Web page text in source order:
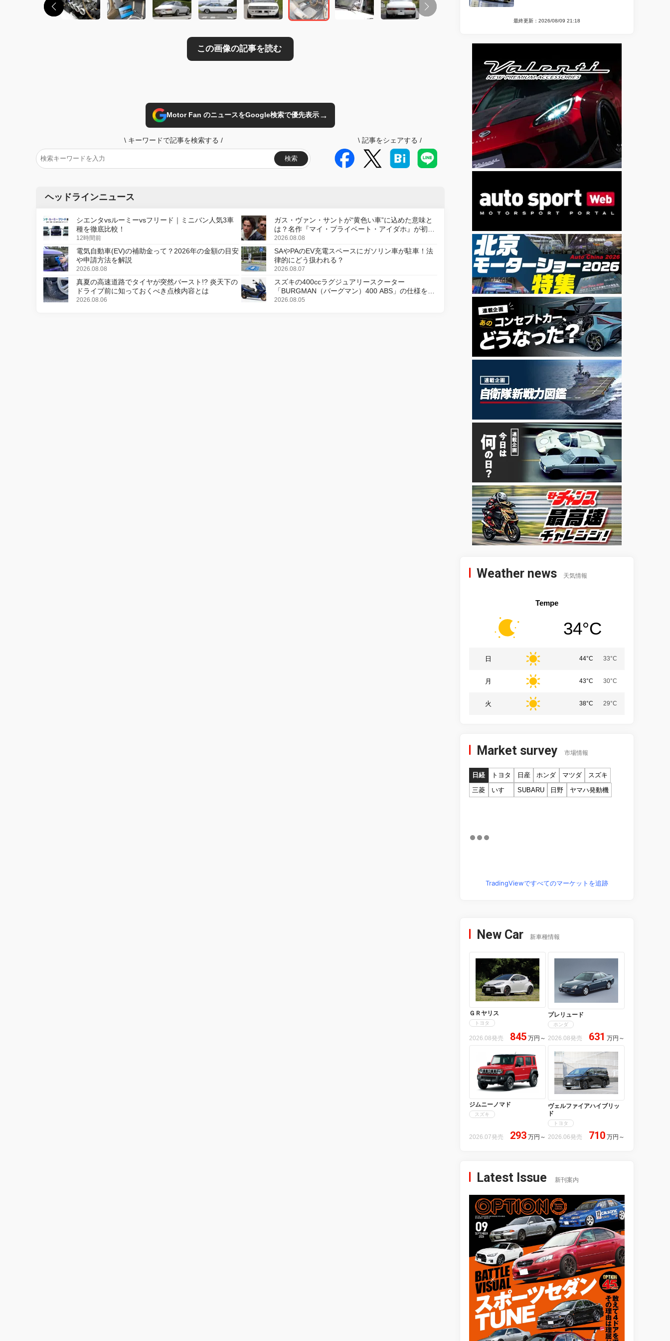
Motor Fan のニュースをGoogle検索で優先表示→
\ キーワードで記事を検索する /
検索
\ 記事をシェアする /
ヘッドラインニュース
シエンタvsルーミーvsフリード｜ミニバン人気3車
種を徹底比較！
12時間前
ガス・ヴァン・サントが“黄色い車”に込めた意味と
は？名作『マイ・プライベート・アイダホ』が初の
デジタルリマスター版で復活
2026.08.08
電気自動車(EV)の補助金って？2026年の金額の目安
や申請方法を解説
2026.08.08
SAやPAのEV充電スペースにガソリン車が駐車！法
律的にどう扱われる？
2026.08.07
真夏の高速道路でタイヤが突然バースト!? 炎天下の
ドライブ前に知っておくべき点検内容とは
2026.08.06
スズキの400ccラグジュアリースクーター
「BURGMAN（バーグマン）400 ABS」の仕様を変
更し、8月18日に発売
2026.08.05
最終更新：2026/08/09 21:18
Weather news 天気情報
Tempe
34°C
日 44°C 33°C
月 43°C 30°C
火 38°C 29°C
Market survey 市場情報
日経 トヨタ 日産 ホンダ マツダ
スズキ
三菱
いすゞ SUBARU 日野 ヤマハ発動機
TradingViewですべてのマーケットを追跡
New Car 新車種情報
ＧＲヤリス
トヨタ
2026.08発売 845 万円 ～
プレリュード
ホンダ
2026.08発売 631 万円 ～
ジムニーノマド
スズキ
2026.07発売 293 万円 ～
ヴェルファイアハイブリッ
ド
トヨタ
2026.06発売 710 万円 ～
Latest Issue 新刊案内